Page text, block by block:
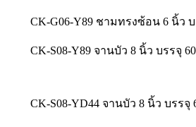
CK-G06-Y89 ชามทรงซ้อน 6 นิ้ว บ
CK-S08-Y89 จานบัว 8 นิ้ว บรรจุ
CK-S08-YD44 จานบัว 8 นิ้ว บรรจุ